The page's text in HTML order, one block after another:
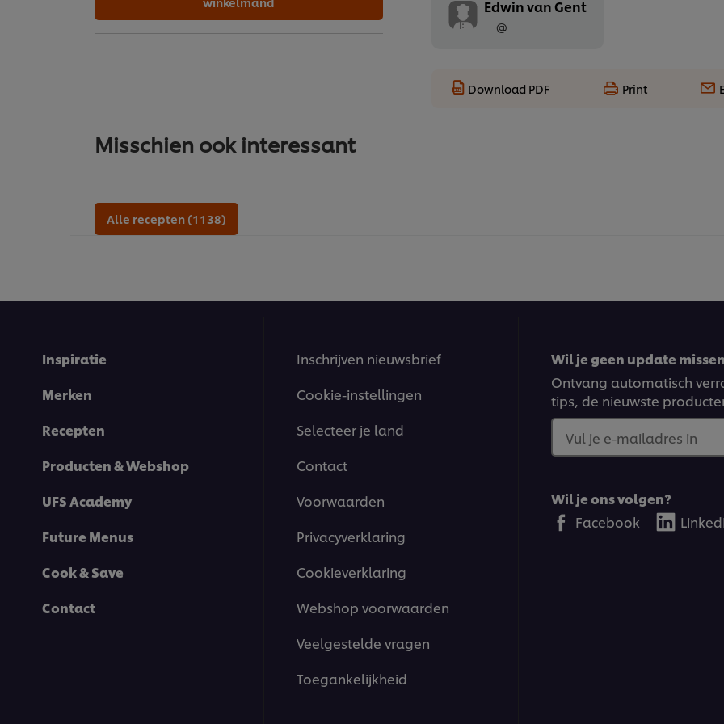
Edwin van Gent
@
Download PDF Print
Misschien ook interessant
Alle recepten (1138)
Inspiratie
Merken
Recepten
Producten & Webshop
UFS Academy
Future Menus
Cook & Save
Contact
Inschrijven nieuwsbrief
Cookie-instellingen
Selecteer je land
Contact
Voorwaarden
Privacyverklaring
Cookieverklaring
Webshop voorwaarden
Veelgestelde vragen
Toegankelijkheid
Wil je geen update
Ontvang automatisch
tips, de nieuwste
Vul je e-mailadres in
Wil je ons volgen?
Facebook